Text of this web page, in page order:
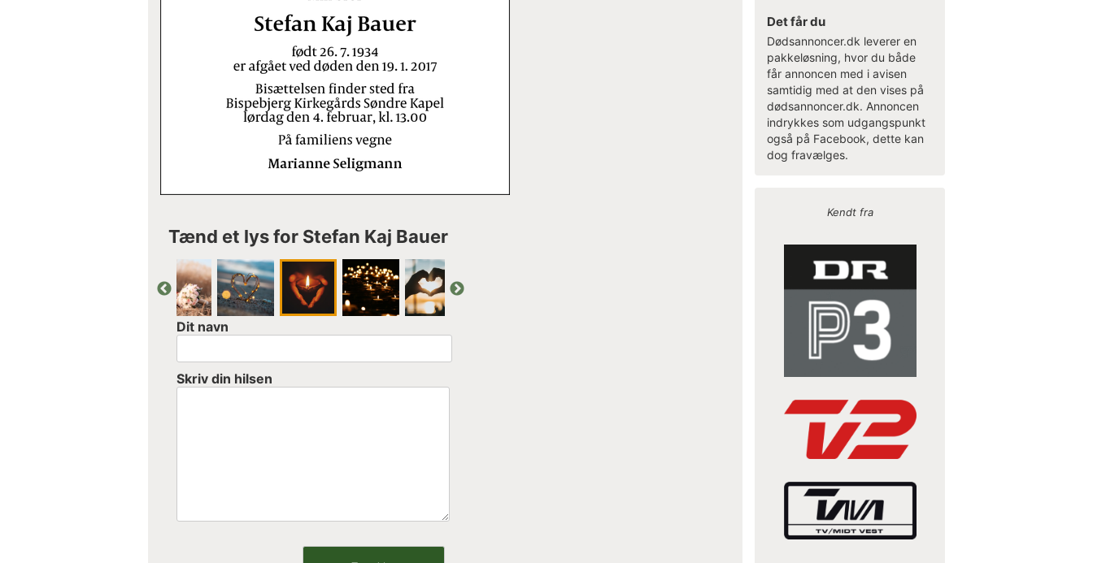
Tænd et lys for Stefan Kaj Bauer
Dit navn
Skriv din hilsen
Det får du
Dødsannoncer.dk leverer en
pakkeløsning, hvor du både
får annoncen med i avisen
samtidig med at den vises på
dødsannoncer.dk. Annoncen
indrykkes som udgangspunkt
også på Facebook, dette kan
dog fravælges.
Kendt fra